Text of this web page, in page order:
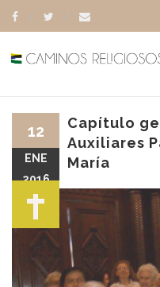
Capítulo
Auxiliares
María
12
ENE
2016